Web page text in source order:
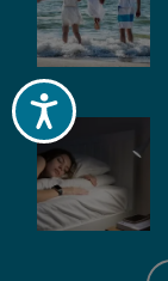
Acessibilidade